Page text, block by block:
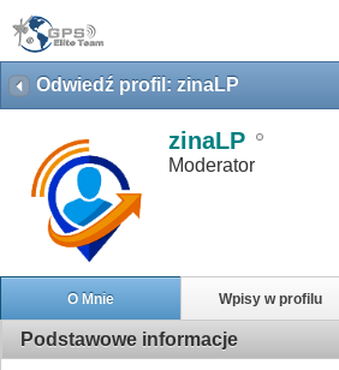
Odwiedź profil: zinaLP
zinaLP
Moderator
O Mnie Wpisy w profilu
Podstawowe informacje